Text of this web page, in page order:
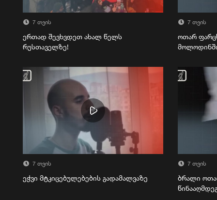
7 თვის
ერთად შევხვდეთ ახალ წელს
რუსთაველზე!
7 თვის
ოთარ
7 თვის
ეჭვი მტკიცებულებების გადამალვაზე
7 თვის
ბრალი